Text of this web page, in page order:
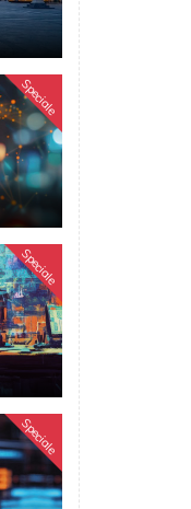
Speciale
Speciale
Speciale